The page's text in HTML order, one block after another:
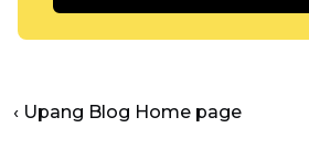
‹ Upang Blog Home page